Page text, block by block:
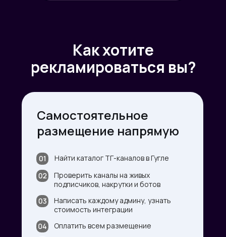
Как хотите
рекламироваться вы?
Самостоятельное
размещение напрямую
Найти каталог ТГ-каналов в Гугле
Проверить каналы на живых
подписчиков, накрутки и ботов
Написать каждому админу, узнать
стоимость интеграции
Оплатить всем размещение